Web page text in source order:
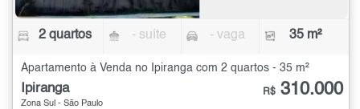
2 quartos - suíte - vaga 35 m²
Apartamento à Venda no Ipiranga com 2 quartos - 35 m²
Ipiranga
Zona Sul - São Paulo
R$ 310.000